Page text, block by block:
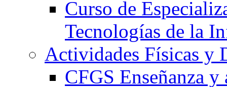
Curso de
Tecnologías de la
Actividades Físicas y
CFGS Enseñanza